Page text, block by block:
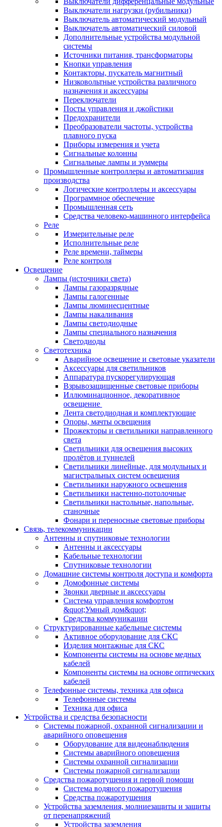
Выключатели нагрузки (рубильники)
Выключатель автоматический модульный
Выключатель автоматический силовой
Дополнительные устройства модульной
системы
Источники питания, трансформаторы
Кнопки управления
Контакторы, пускатель магнитный
Низковольтные устройства различного
назначения и аксессуары
Переключатели
Посты управления и джойстики
Предохранители
Преобразователи частоты, устройства
плавного пуска
Приборы измерения и учета
Сигнальные колонны
Сигнальные лампы и зуммеры
Промышленные контроллеры и автоматизация
производства
Логические контроллеры и аксессуары
Программное обеспечение
Промышленная сеть
Средства человеко-машинного интерфейса
Реле
Измерительные реле
Исполнительные реле
Реле времени, таймеры
Реле контроля
Освещение
Лампы (источники света)
Лампы газоразрядные
Лампы галогенные
Лампы люминесцентные
Лампы накаливания
Лампы светодиодные
Лампы специального назначения
Светодиоды
Светотехника
Аварийное освещение и световые указатели
Аксессуары для светильников
Аппаратура пускорегулирующая
Взрывозащищенные световые приборы
Иллюминационное, декоративное
освещение
Лента светодиодная и комплектующие
Опоры, мачты освещения
Прожекторы и светильники направленного
света
Светильники для освещения высоких
пролётов и туннелей
Светильники линейные, для модульных и
магистральных систем освещения
Светильники наружного освещения
Светильники настенно-потолочные
Светильники настольные, напольные,
станочные
Фонари и переносные световые приборы
Связь, телекоммуникации
Антенны и спутниковые технологии
Антенны и аксессуары
Кабельные технологии
Спутниковые технологии
Домашние системы контроля доступа и комфорта
Домофонные системы
Звонки дверные и аксессуары
Система управления комфортом
&quot;Умный дом&quot;
Средства коммуникации
Структурированные кабельные системы
Активное оборудование для СКС
Изделия монтажные для СКС
Компоненты системы на основе медных
кабелей
Компоненты системы на основе оптических
кабелей
Телефонные системы, техника для офиса
Телефонные системы
Техника для офиса
Устройства и средства безопасности
Системы пожарной, охранной сигнализации и
аварийного оповещения
Оборудование для видеонаблюдения
Системы аварийного оповещения
Системы охранной сигнализации
Системы пожарной сигнализации
Средства пожаротушения и первой помощи
Система водяного пожаротушения
Средства пожаротушения
Устройства заземления, молниезащиты и защиты
от перенапряжений
Устройства заземления